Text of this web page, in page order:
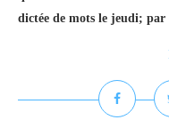
dictée de mots le jeudi;